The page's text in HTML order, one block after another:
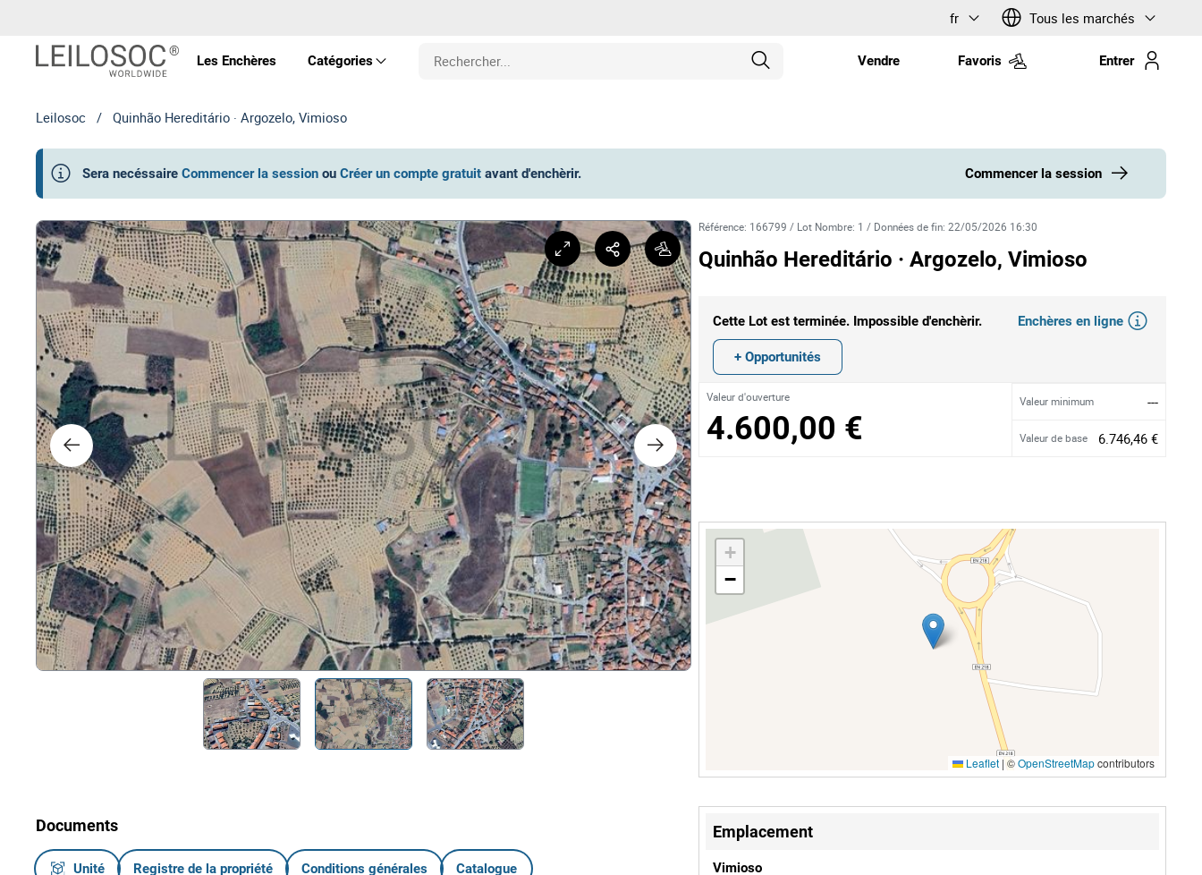
fr Tous les marchés
Les Enchères Catégories
Véhicule
Équipement
Machines
Art et Pièces de Collection
Droits
Technologie
Mobilier et Décoration
Nautique
Autre
Vendre Favoris Entrer
Leilosoc / Quinhão Hereditário · Argozelo, Vimioso
Sera necéssaire Commencer la session ou Créer un compte gratuit avant d'enchèrir. Commencer la session
Documents
Unité Registre de la propriété Conditions générales Catalogue
Référence: 166799 / Lot Nombre: 1 / Données de fin:22/05/2026 16:30
Quinhão Hereditário · Argozelo, Vimioso
Cette Lot est terminée. Impossible d'enchèrir. Enchères en ligne
+ Opportunités
Valeur d'ouverture
4.600,00 €
Valeur minimum ---
Valeur de base 6.746,46 €
+
−
Leaflet | ©OpenStreetMapcontributors
Emplacement
Vimioso